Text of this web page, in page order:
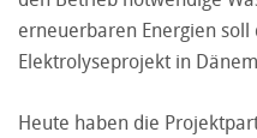
erneuerbaren Energien
Elektrolyseprojekt in
Heute haben die